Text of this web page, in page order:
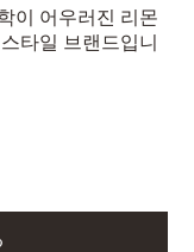
이 어우러진 리몬
타일 브랜드입니